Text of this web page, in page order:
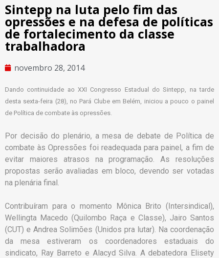
Sintepp na luta pelo fim das
opressões e na defesa de políticas
de fortalecimento da classe
trabalhadora
novembro 28, 2014
Dando continuidade ao XXI Congresso Estadual do Sintepp, na tarde
desta sexta-feira (28), no Pará Clube em Belém, iniciou a pouco o painel
de Política de combate às opressões.
Por decisão do plenário, a mesa de debate de Política de
combate às Opressões foi readequada para painel, a fim de
evitar maiores atrasos na programação. As resoluções
propostas serão avaliadas em bloco, devendo ser votadas
na plenária final.
Contribuíram para o momento Mônica Brito (Intersindical),
Wellingta Macedo (Quilombo Raça e Classe), Jairo Santos
(CUT) e Andrea Solimões (Unidos pra lutar). Na coordenação
da mesa estiveram os coordenadores estaduais do
sindicato, Ray Barreto e Alacyd Silva. A debatedora Elisety